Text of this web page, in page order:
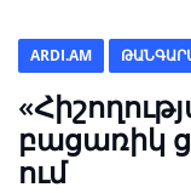
ARDI.AM
բացառիկ
ում